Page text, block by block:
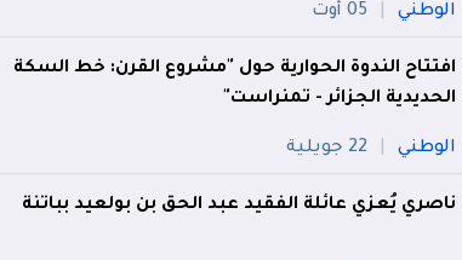
الوطني 05 أوت
افتتاح الندوة الحوارية حول "مشروع القرن: خط السكة
الحديدية الجزائر - تمنراست"
الوطني 22 جويلية
ناصري يُعزي عائلة الفقيد عبد الحق بن بولعيد بباتنة